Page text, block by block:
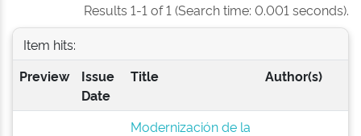
Results 1-1 of 1 (Search time: 0.001 seconds).
Item hits:
Preview
Issue
Date
Title Author(s)
Modernización de la